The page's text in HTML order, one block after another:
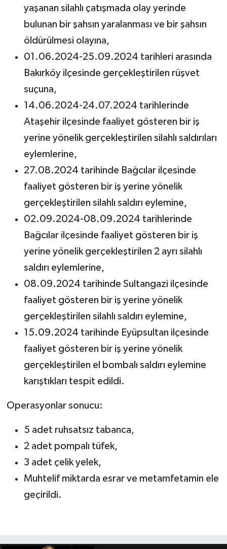
yaşanan silahlı çatışmada olay yerinde
bulunan bir şahsın yaralanması ve bir şahsın
öldürülmesi olayına,
01.06.2024-25.09.2024 tarihleri arasında
Bakırköy ilçesinde gerçekleştirilen rüşvet
suçuna,
14.06.2024-24.07.2024 tarihlerinde
Ataşehir ilçesinde faaliyet gösteren bir iş
yerine yönelik gerçekleştirilen silahlı saldırıları
eylemlerine,
27.08.2024 tarihinde Bağcılar ilçesinde
faaliyet gösteren bir iş yerine yönelik
gerçekleştirilen silahlı saldırı eylemine,
02.09.2024-08.09.2024 tarihlerinde
Bağcılar ilçesinde faaliyet gösteren bir iş
yerine yönelik gerçekleştirilen 2 ayrı silahlı
saldırı eylemlerine,
08.09.2024 tarihinde Sultangazi ilçesinde
faaliyet gösteren bir iş yerine yönelik
gerçekleştirilen silahlı saldırı eylemine,
15.09.2024 tarihinde Eyüpsultan ilçesinde
faaliyet gösteren bir iş yerine yönelik
gerçekleştirilen el bombalı saldırı eylemine
karıştıkları tespit edildi.
Operasyonlar sonucu:
5 adet ruhsatsız tabanca,
2 adet pompalı tüfek,
3 adet çelik yelek,
Muhtelif miktarda esrar ve metamfetamin ele
geçirildi.